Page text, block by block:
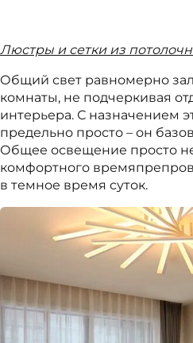
Люстры и сетки из
Общий свет равномерно
комнаты, не подчеркивая
интерьера. С назначением
предельно просто – он
Общее освещение просто
комфортного
в темное время суток.